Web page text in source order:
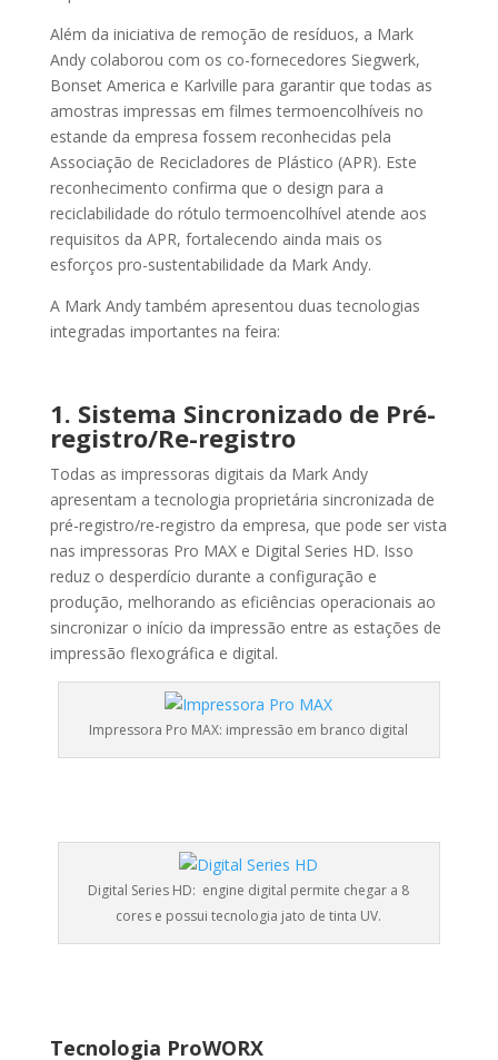
Além da iniciativa de remoção de resíduos, a Mark
Andy colaborou com os co-fornecedores Siegwerk,
Bonset America e Karlville para garantir que todas as
amostras impressas em filmes termoencolhíveis no
estande da empresa fossem reconhecidas pela
Associação de Recicladores de Plástico (APR). Este
reconhecimento confirma que o design para a
reciclabilidade do rótulo termoencolhível atende aos
requisitos da APR, fortalecendo ainda mais os
esforços pro-sustentabilidade da Mark Andy.
A Mark Andy também apresentou duas tecnologias
integradas importantes na feira:
1. Sistema Sincronizado de Pré-
registro/Re-registro
Todas as impressoras digitais da Mark Andy
apresentam a tecnologia proprietária sincronizada de
pré-registro/re-registro da empresa, que pode ser vista
nas impressoras Pro MAX e Digital Series HD. Isso
reduz o desperdício durante a configuração e
produção, melhorando as eficiências operacionais ao
sincronizar o início da impressão entre as estações de
impressão flexográfica e digital.
Impressora Pro MAX: impressão em branco digital
Digital Series HD: engine digital permite chegar a 8
cores e possui tecnologia jato de tinta UV.
Tecnologia ProWORX